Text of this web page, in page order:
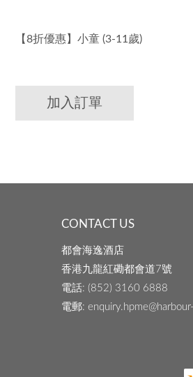
【8折優惠】小童 (3-11歲)
加入訂單
CONTACT US
都會海逸酒店
香港九龍紅磡都會道7號
電話: (852) 3160 6888
電郵: